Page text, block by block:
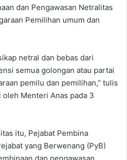
dan Pengawasan Netralitas
Pemilihan umum dan
netral dan bebas dari
semua golongan atau partai
pemilu dan pemilihan,” tulis
Menteri Anas pada 3
itu, Pejabat Pembina
yang Berwenang (PyB)